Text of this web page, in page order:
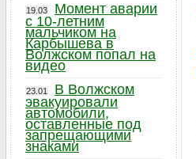
19.03
Момент аварии
с 10-летним
мальчиком на
Карбышева в
Волжском попал на
видео
23.01
В Волжском
эвакуировали
автомобили,
оставленные под
запрещающими
знаками